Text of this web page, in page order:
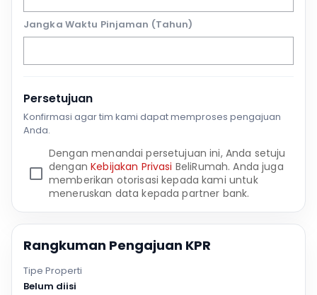
Jangka Waktu Pinjaman (Tahun)
Persetujuan
Konfirmasi agar tim kami dapat memproses pengajuan
Anda.
Dengan menandai persetujuan ini, Anda setuju
denganKebijakan Privasi BeliRumah. Anda juga
memberikan otorisasi kepada kami untuk
meneruskan data kepada partner bank.
Rangkuman Pengajuan KPR
Tipe Properti
Belum diisi